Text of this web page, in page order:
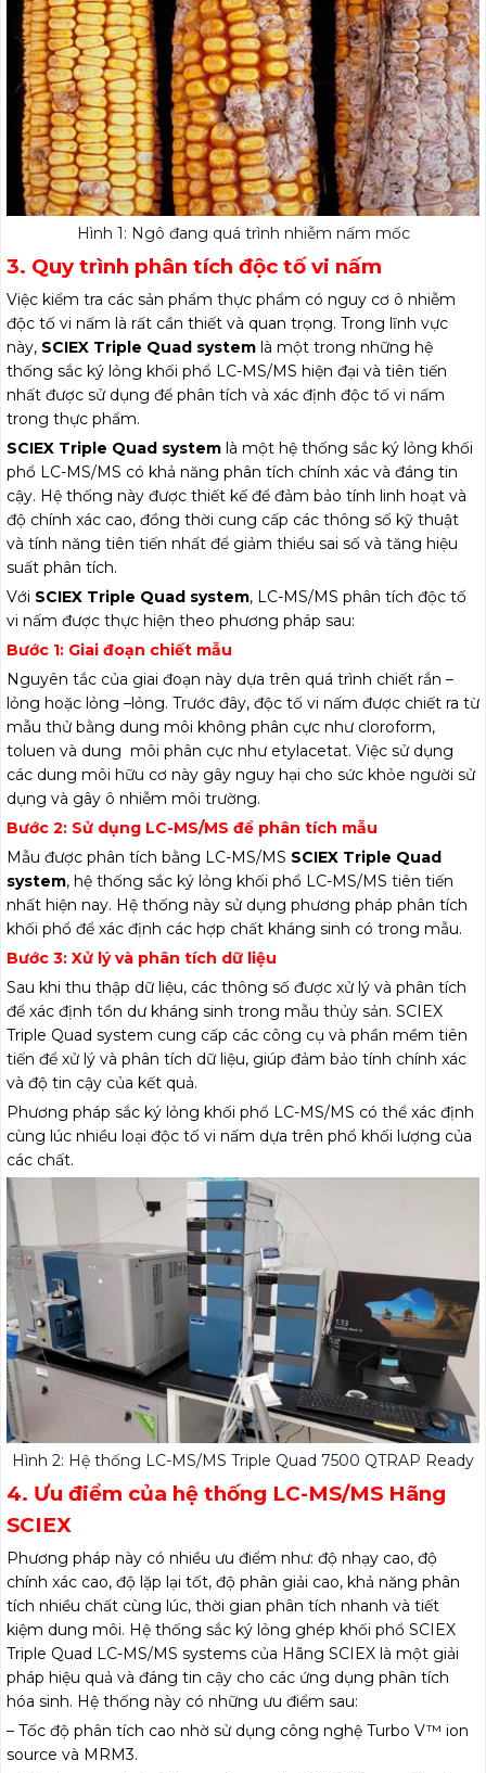
Hình 1: Ngô đang quá trình nhiễm nấm mốc
3. Quy trình phân tích độc tố vi nấm
Việc kiểm tra các sản phẩm thực phẩm có nguy cơ ô nhiễm
độc tố vi nấm là rất cần thiết và quan trọng. Trong lĩnh vực
này, SCIEX Triple Quad system là một trong những hệ
thống sắc ký lỏng khối phổ LC-MS/MS hiện đại và tiên tiến
nhất được sử dụng để phân tích và xác định độc tố vi nấm
trong thực phẩm.
SCIEX Triple Quad system là một hệ thống sắc ký lỏng khối
phổ LC-MS/MS có khả năng phân tích chính xác và đáng tin
cậy. Hệ thống này được thiết kế để đảm bảo tính linh hoạt và
độ chính xác cao, đồng thời cung cấp các thông số kỹ thuật
và tính năng tiên tiến nhất để giảm thiểu sai số và tăng hiệu
suất phân tích.
Với SCIEX Triple Quad system, LC-MS/MS phân tích độc tố
vi nấm được thực hiện theo phương pháp sau:
Bước 1: Giai đoạn chiết mẫu
Nguyên tắc của giai đoạn này dựa trên quá trình chiết rắn –
lỏng hoặc lỏng –lỏng. Trước đây, độc tố vi nấm được chiết ra từ
mẫu thử bằng dung môi không phân cực như cloroform,
toluen và dung môi phân cực như etylacetat. Việc sử dụng
các dung môi hữu cơ này gây nguy hại cho sức khỏe người sử
dụng và gây ô nhiễm môi trường.
Bước 2: Sử dụng LC-MS/MS để phân tích mẫu
Mẫu được phân tích bằng LC-MS/MS SCIEX Triple Quad
system, hệ thống sắc ký lỏng khối phổ LC-MS/MS tiên tiến
nhất hiện nay. Hệ thống này sử dụng phương pháp phân tích
khối phổ để xác định các hợp chất kháng sinh có trong mẫu.
Bước 3: Xử lý và phân tích dữ liệu
Sau khi thu thập dữ liệu, các thông số được xử lý và phân tích
để xác định tồn dư kháng sinh trong mẫu thủy sản. SCIEX
Triple Quad system cung cấp các công cụ và phần mềm tiên
tiến để xử lý và phân tích dữ liệu, giúp đảm bảo tính chính xác
và độ tin cậy của kết quả.
Phương pháp sắc ký lỏng khối phổ LC-MS/MS có thể xác định
cùng lúc nhiều loại độc tố vi nấm dựa trên phổ khối lượng của
các chất.
Hình 2: Hệ thống LC-MS/MS Triple Quad 7500 QTRAP Ready
4. Ưu điểm của hệ thống LC-MS/MS Hãng
SCIEX
Phương pháp này có nhiều ưu điểm như: độ nhạy cao, độ
chính xác cao, độ lặp lại tốt, độ phân giải cao, khả năng phân
tích nhiều chất cùng lúc, thời gian phân tích nhanh và tiết
kiệm dung môi. Hệ thống sắc ký lỏng ghép khối phổ SCIEX
Triple Quad LC-MS/MS systems của Hãng SCIEX là một giải
pháp hiệu quả và đáng tin cậy cho các ứng dụng phân tích
hóa sinh. Hệ thống này có những ưu điểm sau:
– Tốc độ phân tích cao nhờ sử dụng công nghệ Turbo V™ ion
source và MRM3.